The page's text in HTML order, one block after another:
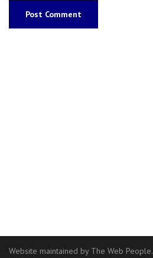
Website maintained by The Web People.